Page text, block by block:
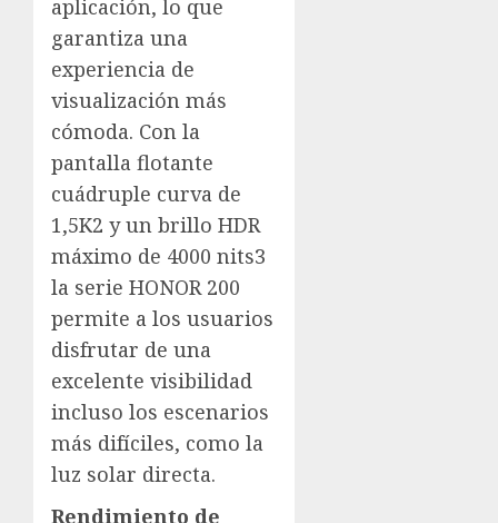
aplicación, lo que
garantiza una
experiencia de
visualización más
cómoda. Con la
pantalla flotante
cuádruple curva de
1,5K2 y un brillo HDR
máximo de 4000 nits3
la serie HONOR 200
permite a los usuarios
disfrutar de una
excelente visibilidad
incluso los escenarios
más difíciles, como la
luz solar directa.
Rendimiento de